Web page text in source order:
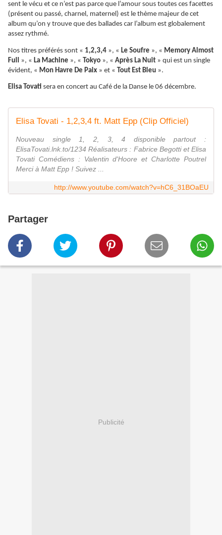
sent le vécu et ce n’est pas parce que l’amour sous toutes ces facettes
(présent ou passé, charnel, maternel) est le thème majeur de cet
album qu’on y trouve que des ballades car l’album est globalement
assez rythmé.
Nos titres préférés sont « 1,2,3,4 », « Le Soufre », « Memory Almost
Full », « La Machine », « Tokyo », « Après La Nuit » qui est un single
évident, « Mon Havre De Paix » et « Tout Est Bleu ».
Elisa Tovati sera en concert au Café de la Danse le 06 décembre.
Elisa Tovati - 1,2,3,4 ft. Matt Epp (Clip Officiel)
Nouveau single 1, 2, 3, 4 disponible partout :
ElisaTovati.lnk.to/1234 Réalisateurs : Fabrice Begotti et Elisa
Tovati Comédiens : Valentin d'Hoore et Charlotte Poutrel
Merci à Matt Epp ! Suivez ...
http://www.youtube.com/watch?v=hC6_31BOaEU
Partager
Publicité